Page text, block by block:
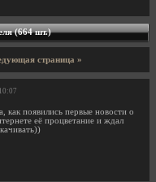
(664 шт.)
страница »
как появились первые новости о
её процветание и ждал